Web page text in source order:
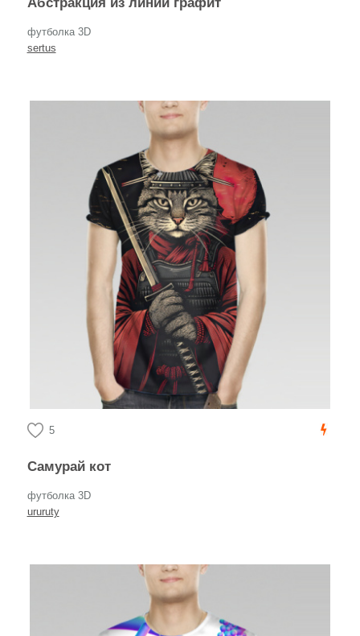
Абстракция из линий графит
футболка 3D
sertus
5
Самурай кот
футболка 3D
ururuty